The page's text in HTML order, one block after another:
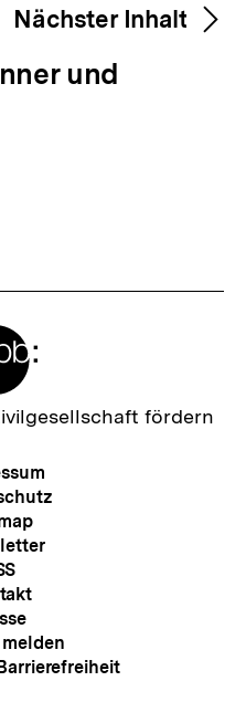
Nächster Inhalt
und
fördern
Meta-
Navigation